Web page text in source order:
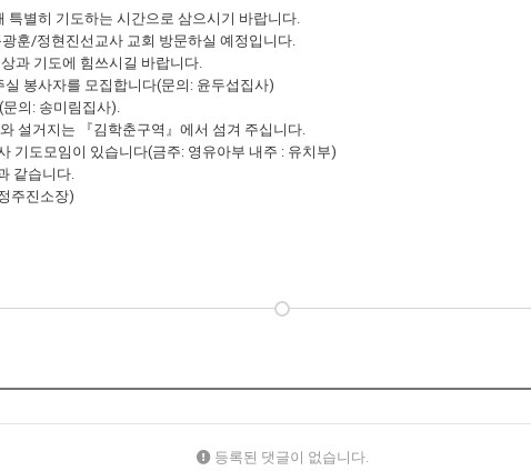
특별히 기도하는 시간으로 삼으시기 바랍니다.
훈/정현진선교사 교회 방문하실 예정입니다.
과 기도에 힘쓰시길 바랍니다.
봉사자를 모집합니다(문의: 윤두섭집사)
의: 송미림집사).
설거지는 『김학춘구역』에서 섬겨 주십니다.
기도모임이 있습니다(금주: 영유아부 내주 : 유치부)
같습니다.
주진소장)
등록된 댓글이 없습니다.